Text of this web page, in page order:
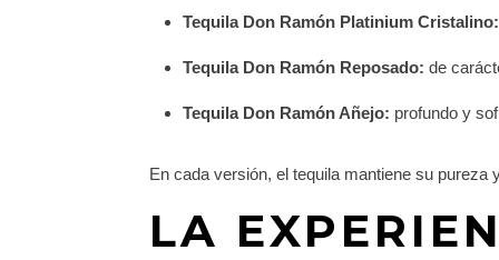
Tequila Don Ramón Platinium Cristalino:
Tequila Don Ramón Reposado: de
Tequila Don Ramón Añejo: profundo y
En cada versión, el tequila mantiene su
LA